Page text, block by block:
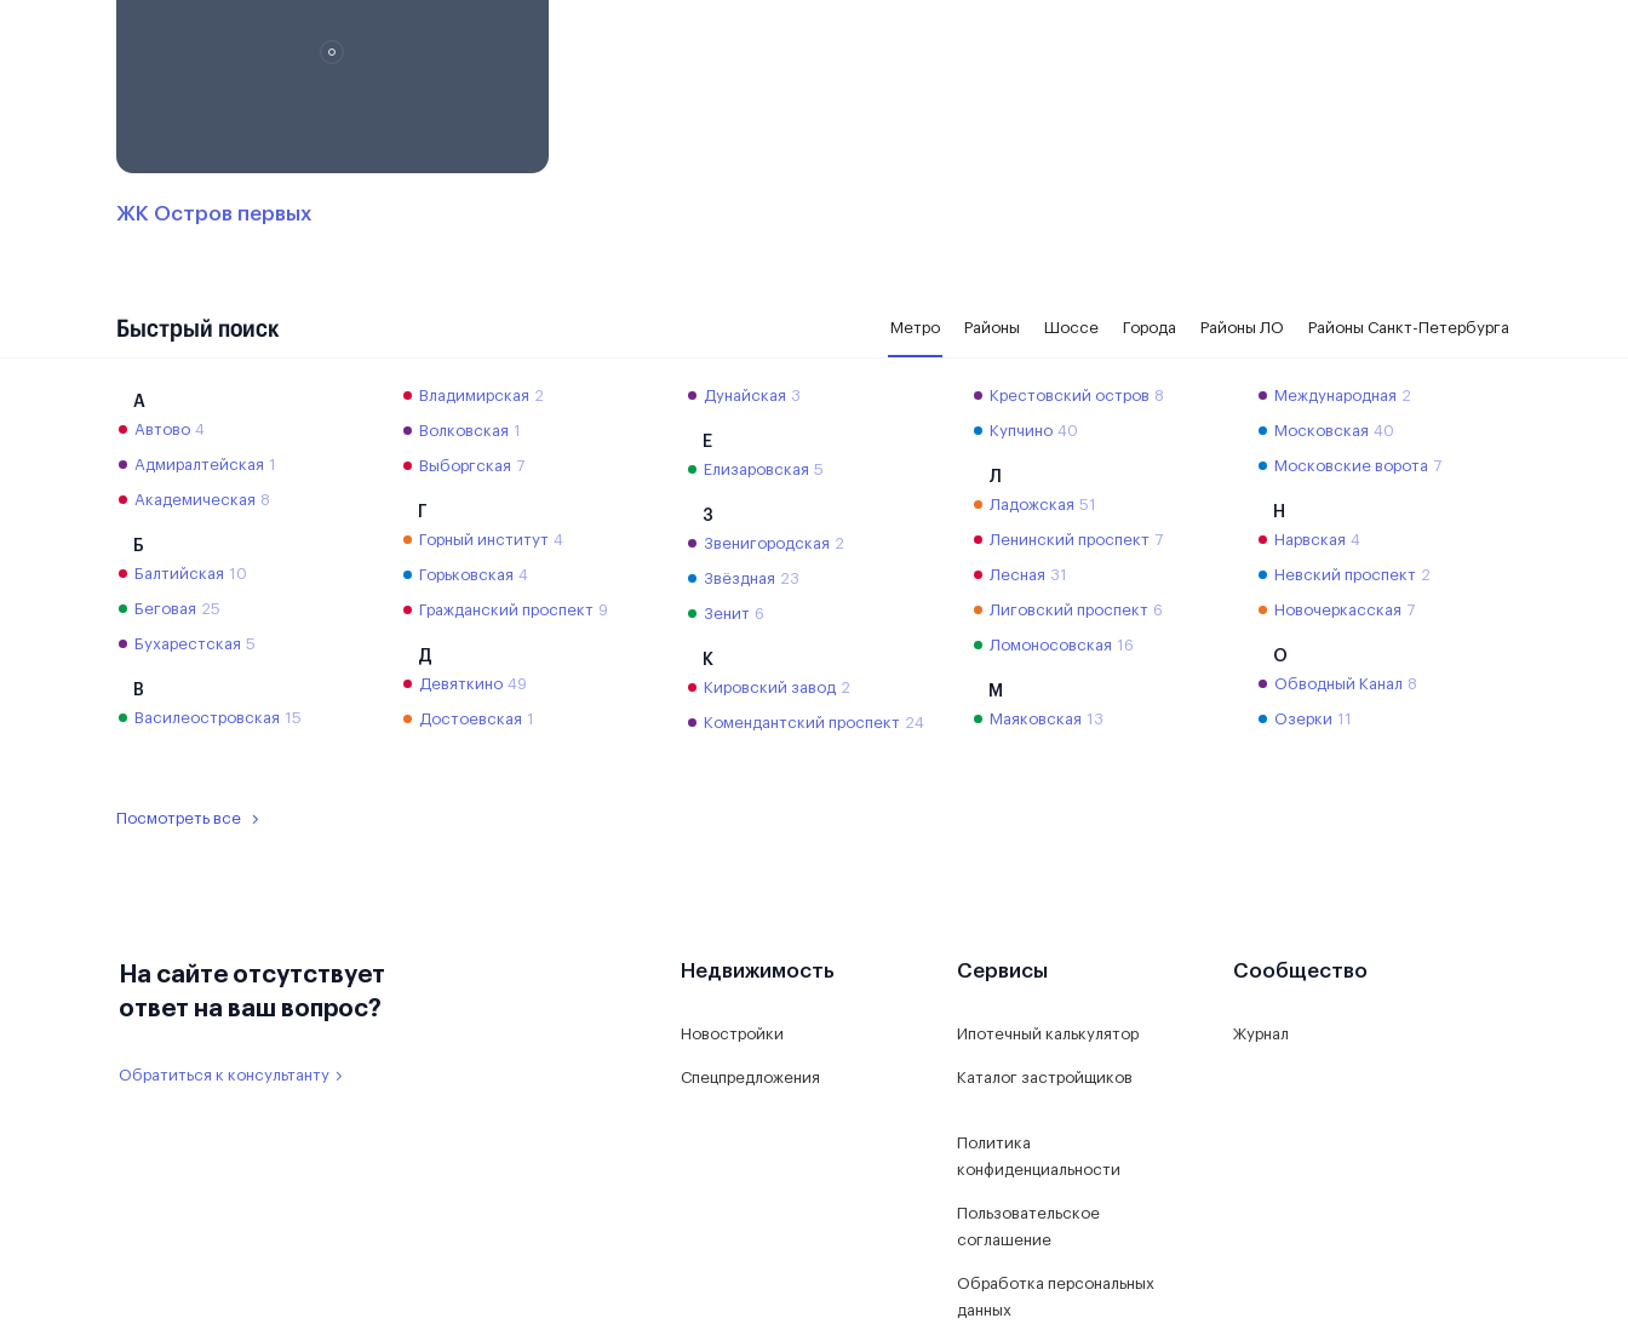
ЖК Остров первых
Быстрый поиск Метро Районы Шоссе Города Районы ЛО Районы Санкт-Петербурга
А
Автово 4
Адмиралтейская 1
Академическая 8
Б
Балтийская 10
Беговая 25
Бухарестская 5
В
Василеостровская 15
Владимирская 2
Волковская 1
Выборгская 7
Г
Горный институт 4
Горьковская 4
Гражданский проспект 9
Д
Девяткино 49
Достоевская 1
Дунайская 3
Е
Елизаровская 5
З
Звенигородская 2
Звёздная 23
Зенит 6
К
Кировский завод 2
Комендантский проспект 24
Крестовский остров 8
Купчино 40
Л
Ладожская 51
Ленинский проспект 7
Лесная 31
Лиговский проспект 6
Ломоносовская 16
М
Маяковская 13
Международная 2
Московская 40
Московские ворота 7
Н
Нарвская 4
Невский проспект 2
Новочеркасская 7
О
Обводный Канал 8
Озерки 11
Посмотреть все
На сайте отсутствует
ответ на ваш вопрос?
Обратиться к консультанту
Недвижимость
Новостройки
Спецпредложения
Сервисы
Ипотечный калькулятор
Каталог застройщиков
Политика
конфиденциальности
Пользовательское
соглашение
Обработка персональных
данных
Сообщество
Журнал